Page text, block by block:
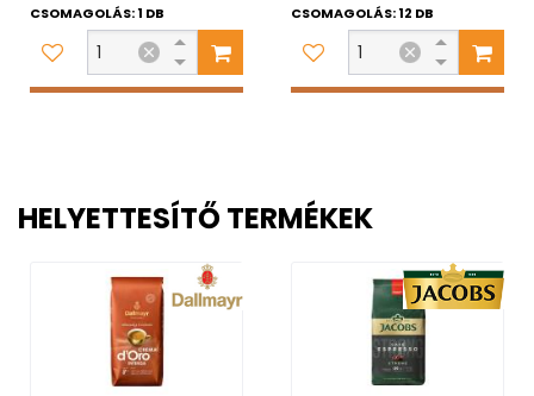
CSOMAGOLÁS: 1 DB CSOMAGOLÁS: 12 DB
HELYETTESÍTŐ TERMÉKEK